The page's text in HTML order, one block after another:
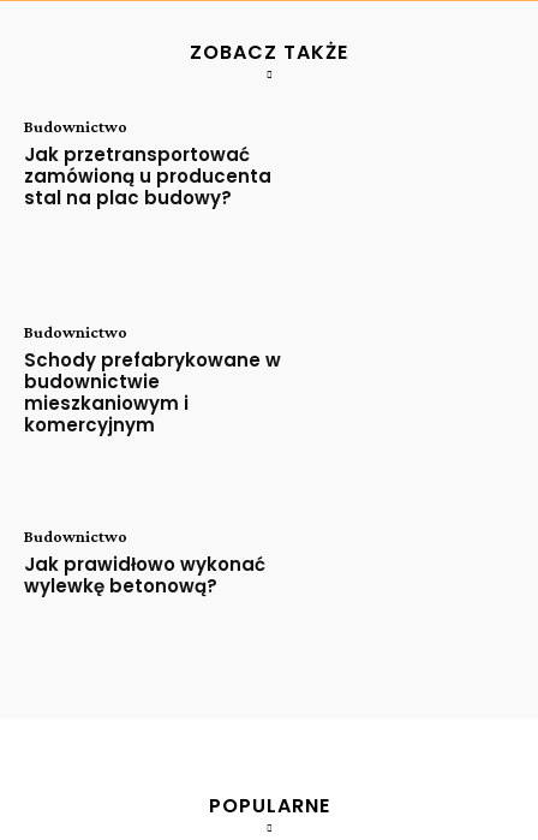
ZOBACZ TAKŻE
Budownictwo
Jak przetransportować
zamówioną u producenta
stal na plac budowy?
Budownictwo
Schody prefabrykowane w
budownictwie
mieszkaniowym i
komercyjnym
Budownictwo
Jak prawidłowo wykonać
wylewkę betonową?
POPULARNE